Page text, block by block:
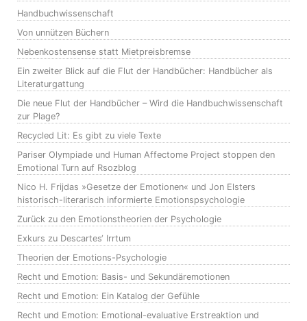
Handbuchwissenschaft
Von unnützen Büchern
Nebenkostensense statt Mietpreisbremse
Ein zweiter Blick auf die Flut der Handbücher: Handbücher als
Literaturgattung
Die neue Flut der Handbücher – Wird die Handbuchwissenschaft
zur Plage?
Recycled Lit: Es gibt zu viele Texte
Pariser Olympiade und Human Affectome Project stoppen den
Emotional Turn auf Rsozblog
Nico H. Frijdas »Gesetze der Emotionen« und Jon Elsters
historisch-literarisch informierte Emotionspsychologie
Zurück zu den Emotionstheorien der Psychologie
Exkurs zu Descartes‘ Irrtum
Theorien der Emotions-Psychologie
Recht und Emotion: Basis- und Sekundäremotionen
Recht und Emotion: Ein Katalog der Gefühle
Recht und Emotion: Emotional-evaluative Erstreaktion und